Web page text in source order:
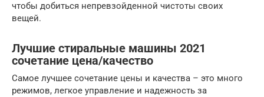
чтобы добиться непревзойденной чистоты своих
вещей.
Лучшие стиральные машины 2021
сочетание цена/​качество
Самое лучшее сочетание цены и качества – это много
режимов, легкое управление и надежность за